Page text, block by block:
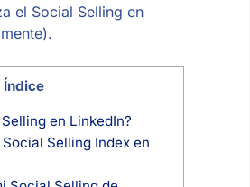
el Social Selling en
Índice
en LinkedIn?
Selling Index en